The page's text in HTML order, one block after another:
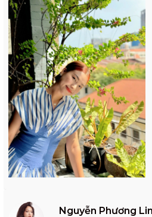
Nguyễn Phương